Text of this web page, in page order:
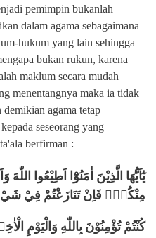
pemimpin bukanlah
dalam agama sebagaimana
hukum yang lain sehingga
bukan rukun, karena
maklum secara mudah
menentangnya maka ia tidak
agama tetap
seseorang yang
berfirman :
يٰٓاَيُّهَا الَّذِيْنَ اٰمَنُوْٓا اَطِيْعُوا
مِنْكُمْۚ فَاِنْ تَنَازَعْتُمْ فِيْ شَيْءٍ
كُنْتُمْ تُؤْمِنُوْنَ بِاللّٰهِ وَالْيَوْمِ